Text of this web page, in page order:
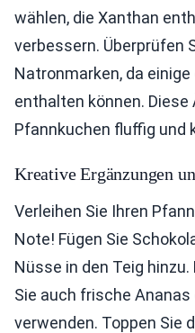
wählen, die Xanthan
verbessern. Überprüfen
Natronmarken, da
enthalten können.
Pfannkuchen fluffig und
Kreative Ergänzungen
Verleihen Sie Ihren
Note! Fügen Sie
Nüsse in den Teig
Sie auch frische
verwenden. Toppen Sie